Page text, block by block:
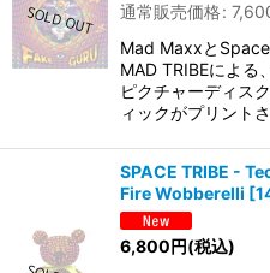
通常販売価格:
Mad Maxxと
MAD TRIBEによる
ピクチャーディス
ィックがプリント
SPACE TRIBE -
Fire Wobberelli [
6,800円(税込)